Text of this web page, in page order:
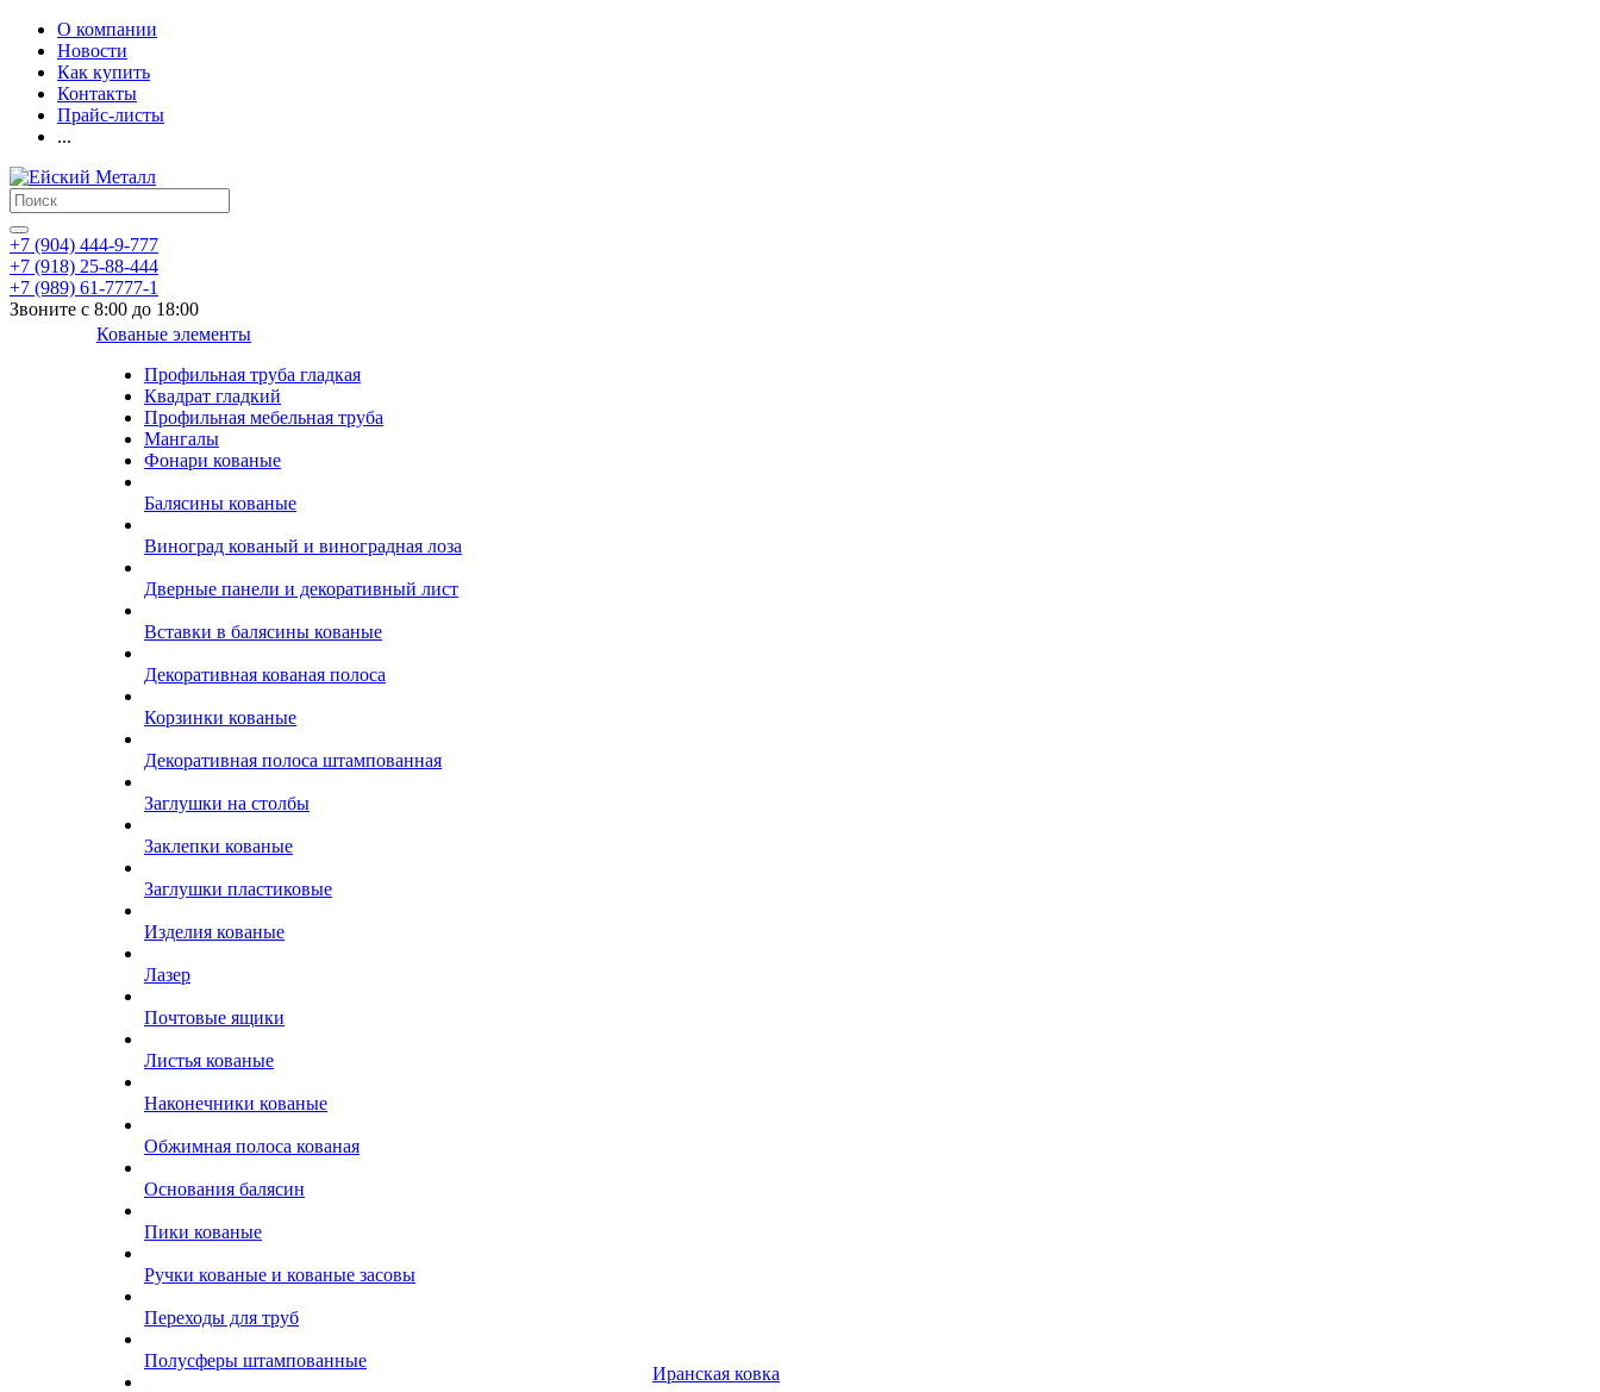
О компании
Новости
Как купить
Контакты
Прайс-листы
...
+7 (904) 444-9-777
+7 (918) 25-88-444
+7 (989) 61-7777-1
Звоните с 8:00 до 18:00
Кованые элементы
Профильная труба гладкая
Квадрат гладкий
Профильная мебельная труба
Мангалы
Фонари кованые
Балясины кованые
Виноград кованый и виноградная лоза
Дверные панели и декоративный лист
Вставки в балясины кованые
Декоративная кованая полоса
Корзинки кованые
Декоративная полоса штампованная
Заглушки на столбы
Заклепки кованые
Заглушки пластиковые
Изделия кованые
Лазер
Почтовые ящики
Листья кованые
Наконечники кованые
Обжимная полоса кованая
Основания балясин
Пики кованые
Ручки кованые и кованые засовы
Переходы для труб
Полусферы штампованные
Иранская ковка